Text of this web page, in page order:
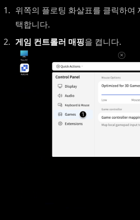
위쪽의 플로팅 화살표를 클릭하여
택합니다.
게임 컨트롤러 매핑을 켭니다.